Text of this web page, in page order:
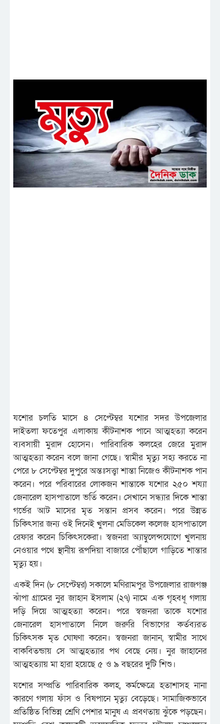
যশোর চলতি মাসে ৪ সেপ্টেম্বর যশোর সদর উপজেলার
দাইতলা ফতেপুর এলাকায় কীটনাশক পানে আত্মহত্যা করেন
ব্যবসায়ী মুরাদ হোসেন। পারিবারিক কলহের জেরে মুরাদ
আত্মহত্যা করেন বলে জানা গেছে। স্বামীর মৃত্যু সহ্য করতে না
পেরে ৮ সেপ্টেম্বর দুপুরে অন্তঃসত্ত্বা শান্তা নিজেও কীটনাশক পান
করেন। পরে পরিবারের লোকজন শান্তাকে যশোর ২৫০ শয্যা
জেনারেল হাসপাতালে ভর্তি করেন। সেখানে সন্ধ্যার দিকে শান্তা
গর্ভের আট মাসের মৃত সন্তান প্রসব করেন। পরে উন্নত
চিকিৎসার জন্য ওই দিনেই খুলনা মেডিকেল কলেজ হাসপাতালে
রেফার করেন চিকিৎসকেরা। স্বজনরা অ্যাম্বুলেন্সযোগে খুলনায়
নেওয়ার পথে স্থানীয় রূপদিয়া বাজারে পৌঁছালে গাড়িতে শান্তার
মৃত্যু হয়।
একই দিন (৮ সেপ্টেম্বর) সকালে মণিরামপুর উপজেলার রাজগঞ্জ
ঝাঁপা গ্রামের নুর জাহান ইসলাম (২৭) নামে এক গৃহবধূ গলায়
দড়ি দিয়ে আত্মহত্যা করেন। পরে স্বজনরা তাকে যশোর
জেনারেল হাসপাতালে নিলে জরুরি বিভাগের কর্তব্যরত
চিকিৎসক মৃত ঘোষণা করেন। স্বজনরা জানান, স্বামীর সাথে
বাকবিতন্ডায় সে আত্মহত্যার পথ বেছে নেয়। নুর জাহানের
আত্মহত্যায় মা হারা হয়েছে ৫ ও ৯ বছরের দুটি শিশু।
যশোর সম্প্রতি পারিবারিক কলহ, কর্মক্ষেত্রে হতাশাসহ নানা
কারণে গলায় ফাঁস ও বিষপানে মৃত্যু বেড়েছে। সামাজিকভাবে
প্রতিষ্ঠিত বিভিন্ন শ্রেণি পেশার মানুষ এ প্রবণতায় ঝুঁকে পড়ছেন।